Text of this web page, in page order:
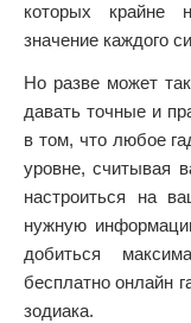
которых крайне
значение каждого
Но разве может
давать точные и
в том, что любое
уровне, считывая
настроиться на
нужную
добиться
бесплатно онлайн
зодиака.